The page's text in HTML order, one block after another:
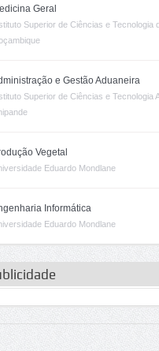
Geral
Superior de Ciências e Tecnologia
e Gestão Aduaneira
Superior de Ciências e Tecnologia
Vegetal
Eduardo Mondlane
Informática
Eduardo Mondlane